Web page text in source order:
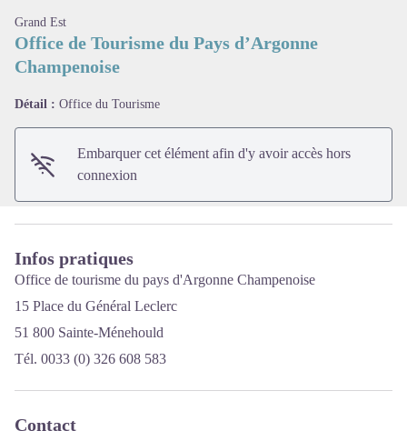
Grand Est
Office de Tourisme du Pays d’Argonne
Champenoise
Détail : Office du Tourisme
Embarquer cet élément afin d'y avoir accès hors
connexion
Infos pratiques
Office de tourisme du pays d'Argonne Champenoise
15 Place du Général Leclerc
51 800 Sainte-Ménehould
Tél. 0033 (0) 326 608 583
Contact